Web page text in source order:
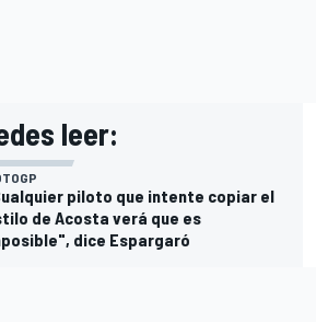
leer:
piloto que intente copiar el
de Acosta verá que es
dice Espargaró